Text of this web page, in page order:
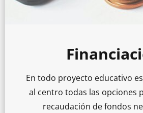
En todo proyecto educativo
al centro todas las opciones
recaudación de fondos